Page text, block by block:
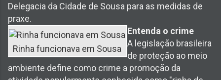
Delegacia da Cidade de Sousa para as medidas de
praxe.
Rinha funcionava em Sousa
Entenda o crime
A legislação brasileira
de proteção ao meio
ambiente define como crime a promoção da